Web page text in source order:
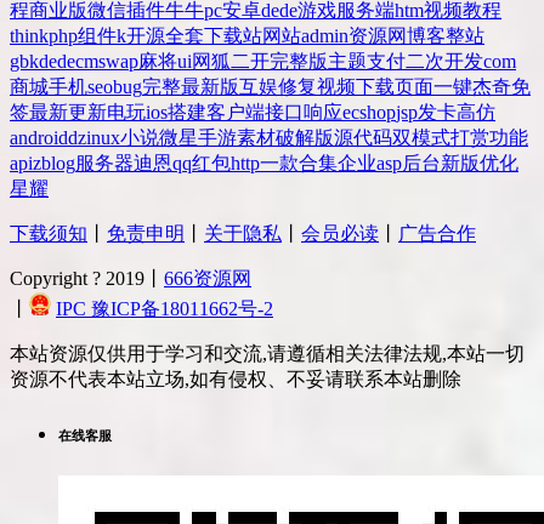
程商业版微信插件牛牛pc安卓dede游戏服务端htm视频教程
thinkphp组件k开源全套下载站网站admin资源网博客整站
gbkdedecmswap麻将ui网狐 二开完整版主题支付二次开发com
商城手机seobug完整最新版互娱修复视频下载页面一键杰奇免
签最新更新电玩ios搭建客户端接口响应ecshopjsp发卡高仿
androiddzinux小说微星手游素材破解版源代码双模式打赏功能
apizblog服务器迪恩qq红包http一款合集企业asp后台新版优化
星耀
下载须知 免责申明 关于隐私 会员必读 广告合作
Copyright ? 2019丨 666资源网
IPC 豫ICP备18011662号-2
本站资源仅供用于学习和交流,请遵循相关法律法规,本站一切
资源不代表本站立场,如有侵权、不妥请联系本站删除
在线客服